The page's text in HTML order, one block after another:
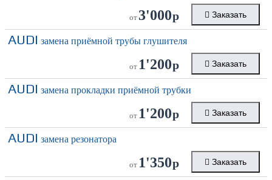
от 3'000р Заказать
AUDI замена приёмной трубы глушителя
от 1'200р Заказать
AUDI замена прокладки приёмной трубки
от 1'200р Заказать
AUDI замена резонатора
от 1'350р Заказать